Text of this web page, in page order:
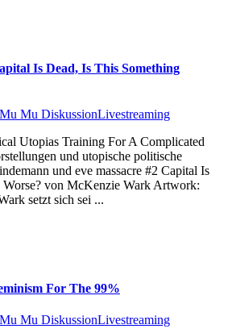
Is Dead, Is This Something
Mu DiskussionLivestreaming
Utopias Training For A Complicated
und utopische politische
und eve massacre #2 Capital Is
von McKenzie Wark Artwork:
setzt sich sei ...
For The 99%
Mu DiskussionLivestreaming